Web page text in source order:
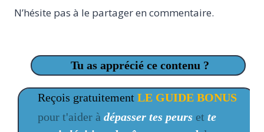
N’hésite pas à le partager en commentaire.
Tu as apprécié ce contenu ?
Reçois gratuitement LE GUIDE BONUS
pour t'aider à dépasser tes peurs et te